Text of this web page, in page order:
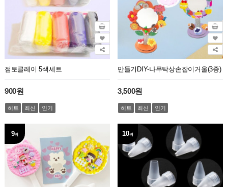
점토클레이 5색세트
900원
히트 최신 인기
만들기DIY-나무탁상손잡이거울(3종)
3,500원
히트 최신 인기
9위 10위